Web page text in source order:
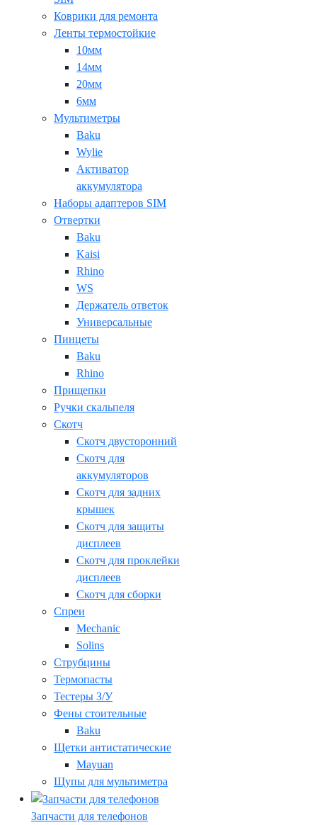
Коврики для ремонта
Ленты термостойкие
10мм
14мм
20мм
6мм
Мультиметры
Baku
Wylie
Активатор
аккумулятора
Наборы адаптеров SIM
Отвертки
Baku
Kaisi
Rhino
WS
Держатель ответок
Универсальные
Пинцеты
Baku
Rhino
Прищепки
Ручки скальпеля
Скотч
Скотч двусторонний
Скотч для
аккумуляторов
Скотч для задних
крышек
Скотч для защиты
дисплеев
Скотч для проклейки
дисплеев
Скотч для сборки
Спреи
Mechanic
Solins
Струбцины
Термопасты
Тестеры З/У
Фены стоительные
Baku
Щетки антистатические
Mayuan
Щупы для мультиметра
Запчасти для телефонов